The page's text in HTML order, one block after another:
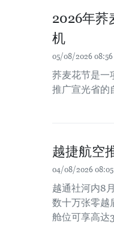
2026年荞
机
05/08/2026 08:56
荞麦花节是一
推广宣光省的
越捷航空
04/08/2026 08:05
越通社河内8
数十万张零越
舱位可享高达